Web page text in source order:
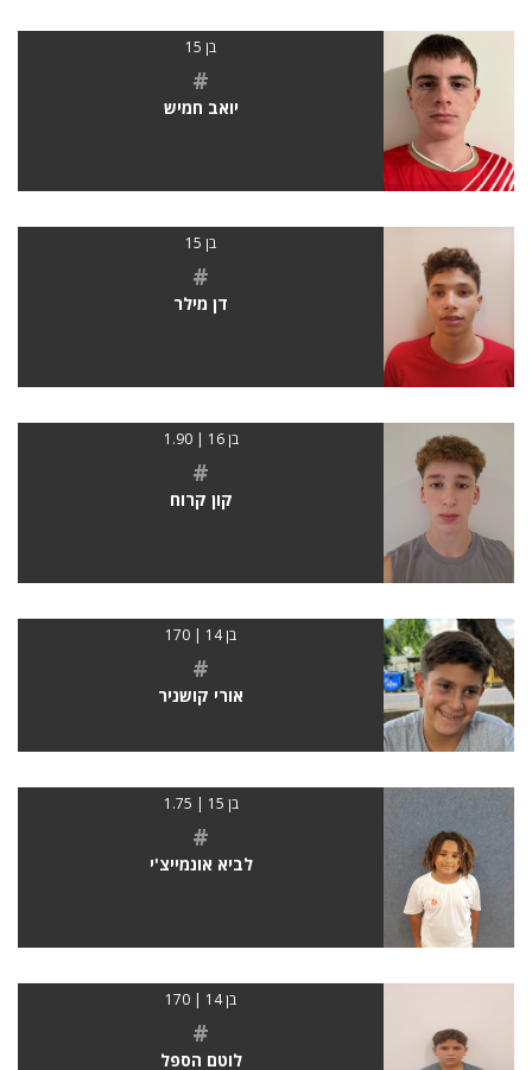
בן 15
#
יואב חמיש
בן 15
#
דן מילר
בן 16 | 1.90
#
קון קרוח
בן 14 | 170
#
אורי קושניר
בן 15 | 1.75
#
לביא אונמייצ'י
בן 14 | 170
#
לוטם הספל